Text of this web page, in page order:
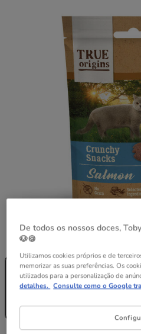
Peso:50 g
50 g
Sem Stock
(39.80€ / kg)
2 pacotes x
g
Sem Stock
3.98€
(38.60€ / kg)
De todos os nossos doces,
🐶🍪
Utilizamos cookies próprios e de
memorizar as suas preferências. Os
utilizados para a personalização de
detalhes. Consulte como o Google